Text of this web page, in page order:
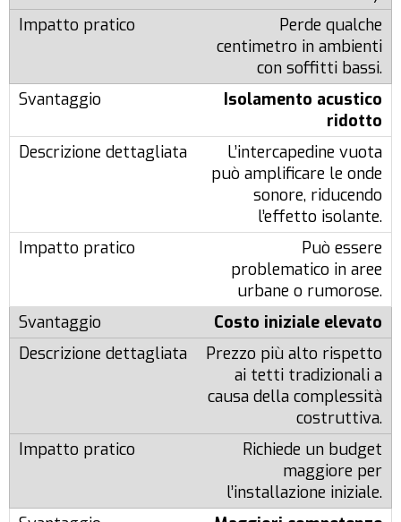
Perde qualche
centimetro in ambienti
con soffitti bassi.
Isolamento acustico
ridotto
L’intercapedine vuota
può amplificare le onde
sonore, riducendo
l’effetto isolante.
Può essere
problematico in aree
urbane o rumorose.
Costo iniziale elevato
Prezzo più alto rispetto
ai tetti tradizionali a
causa della complessità
costruttiva.
Richiede un budget
maggiore per
l’installazione iniziale.